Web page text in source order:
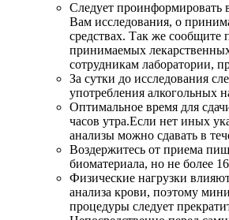
Следует проинформировать
Вам исследования, о
средствах. Так же сообщите
принимаемых
сотрудникам лаборатории,
За сутки до исследования
употребления алкогольных
Оптимальное время для
часов утра.Если нет иных
анализы можно сдавать в
Воздержитесь от приема
биоматериала, но не более
Физические нагрузки
анализа крови, поэтому
процедуры следует